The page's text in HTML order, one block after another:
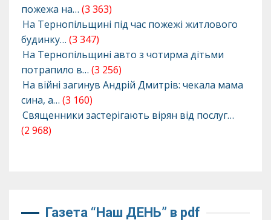
пожежа на… (3 363)
На Тернопільщині під час пожежі житлового
будинку… (3 347)
На Тернопільщині авто з чотирма дітьми
потрапило в… (3 256)
На війні загинув Андрій Дмитрів: чекала мама
сина, а… (3 160)
Священники застерігають вірян від послуг…
(2 968)
Газета “Наш ДЕНЬ” в pdf